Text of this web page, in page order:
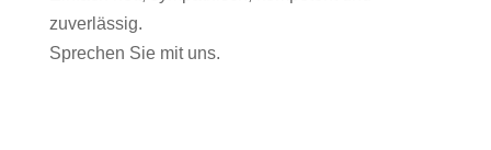
zuverlässig.
Sprechen Sie mit uns.